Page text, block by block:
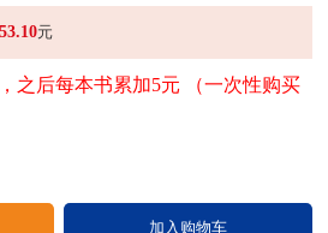
53.10元
之后每本书累加5元 （一次性购买